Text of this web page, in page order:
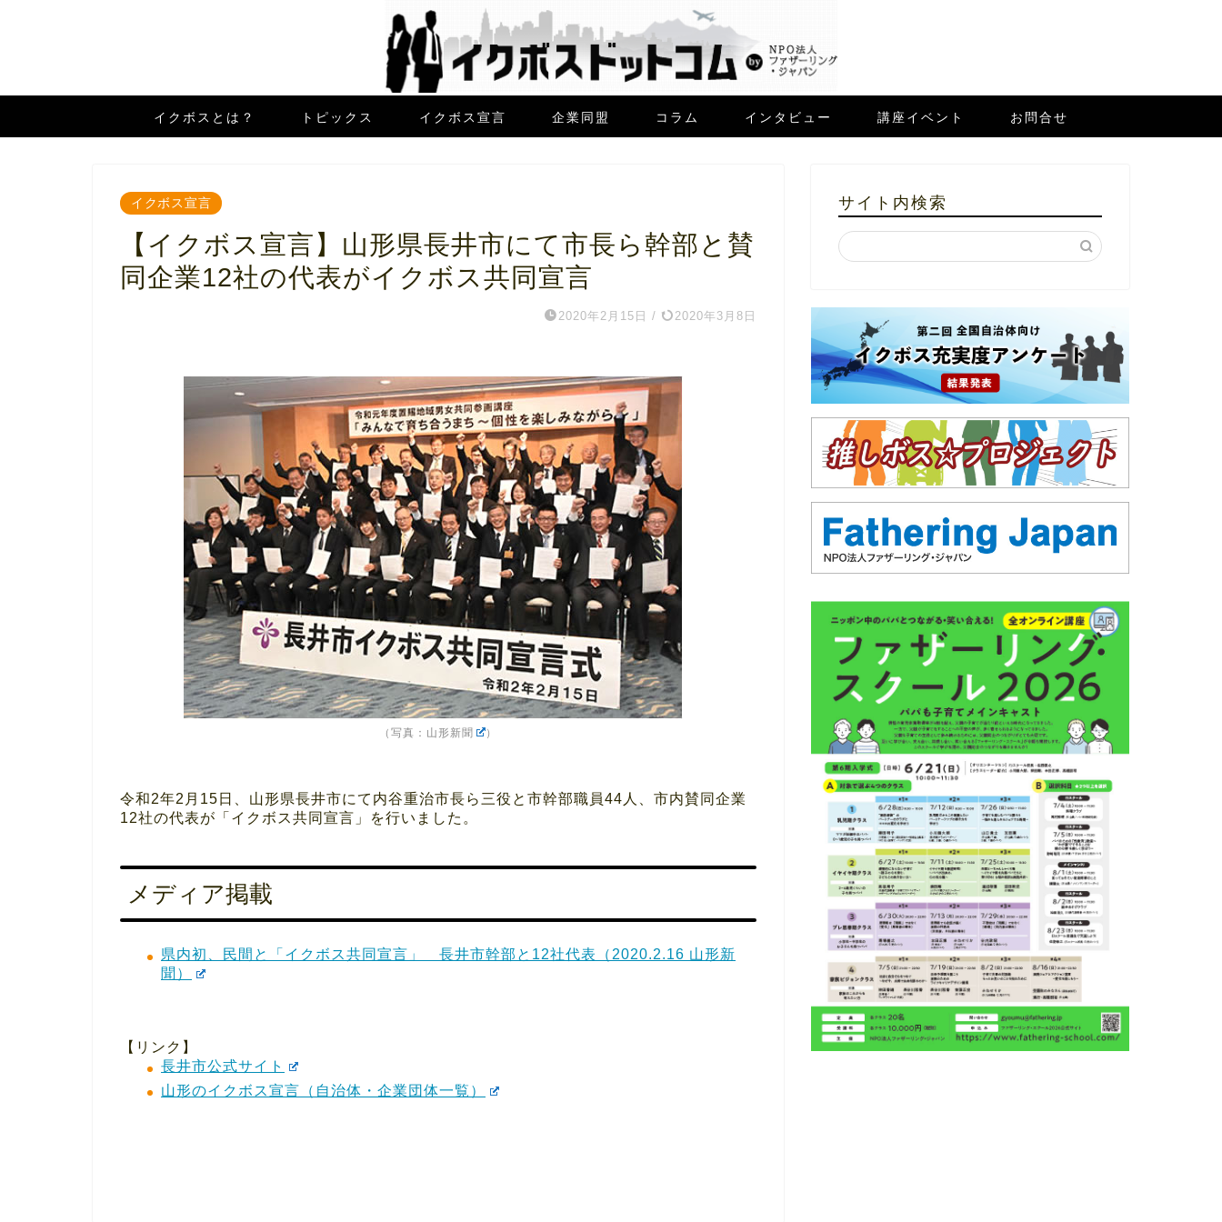
イクボスとは？ トピックス イクボス宣言 企業同盟 コラム インタビュー 講座イベント お問合せ
イクボス宣言
【イクボス宣言】山形県長井市にて市長ら幹部と賛
同企業12社の代表がイクボス共同宣言
2020年2月15日 / 2020年3月8日
（写真： 山形新聞 ）
令和2年2月15日、山形県長井市にて内谷重治市長ら三役と市幹部職員44人、市内賛同企業
12社の代表が「イクボス共同宣言」を行いました。
メディア掲載
県内初、民間と「イクボス共同宣言」 長井市幹部と12社代表（2020.2.16 山形新
聞）
【リンク】
長井市公式サイト
山形のイクボス宣言（自治体・企業団体一覧）
サイト内検索